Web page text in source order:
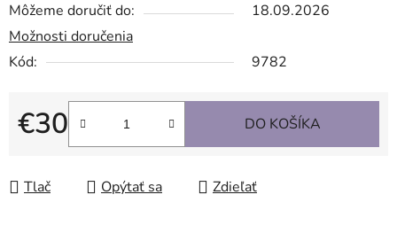
Môžeme doručiť do:
18.09.2026
Možnosti doručenia
Kód:
9782
€30
Jednotková cena:
DO KOŠÍKA
Tlač Opýtať sa Zdieľať